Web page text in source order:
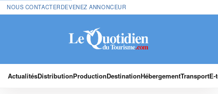
NOUS CONTACTERDEVENEZ ANNONCEUR
ActualitésDistributionProductionDestinationHébergementTransport